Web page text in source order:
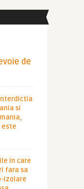
de
Interdictia
si
este
in care
fara sa
izolare